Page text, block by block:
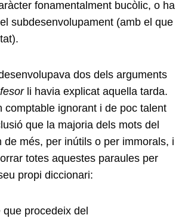
fonamentalment bucòlic, o ha
subdesenvolupament (amb el que
dos dels arguments
li havia explicat aquella tarda.
comptable ignorant i de poc talent
que la majoria dels mots del
de més, per inútils o per immorals, i
totes aquestes paraules per
propi diccionari:
procedeix del